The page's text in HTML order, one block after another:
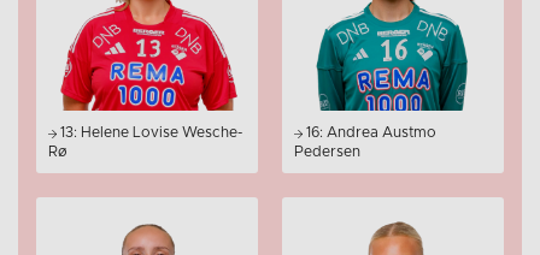
13: Helene Lovise Wesche-
Rø
16: Andrea Austmo
Pedersen